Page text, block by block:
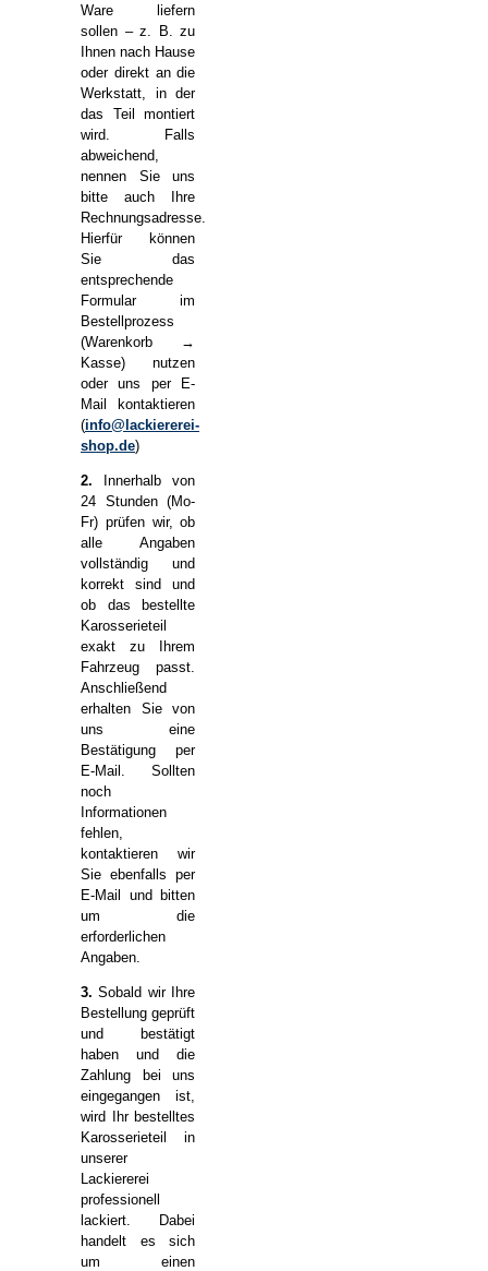
Ware liefern
sollen – z. B. zu
Ihnen nach Hause
oder direkt an die
Werkstatt, in der
das Teil montiert
wird. Falls
abweichend,
nennen Sie uns
bitte auch Ihre
Rechnungsadresse.
Hierfür können
Sie das
entsprechende
Formular im
Bestellprozess
(Warenkorb →
Kasse) nutzen
oder uns per E-
Mail kontaktieren
(info@lackiererei-
shop.de)
2. Innerhalb von
24 Stunden (Mo-
Fr) prüfen wir, ob
alle Angaben
vollständig und
korrekt sind und
ob das bestellte
Karosserieteil
exakt zu Ihrem
Fahrzeug passt.
Anschließend
erhalten Sie von
uns eine
Bestätigung per
E-Mail. Sollten
noch
Informationen
fehlen,
kontaktieren wir
Sie ebenfalls per
E-Mail und bitten
um die
erforderlichen
Angaben.
3. Sobald wir Ihre
Bestellung geprüft
und bestätigt
haben und die
Zahlung bei uns
eingegangen ist,
wird Ihr bestelltes
Karosserieteil in
unserer
Lackiererei
professionell
lackiert. Dabei
handelt es sich
um einen